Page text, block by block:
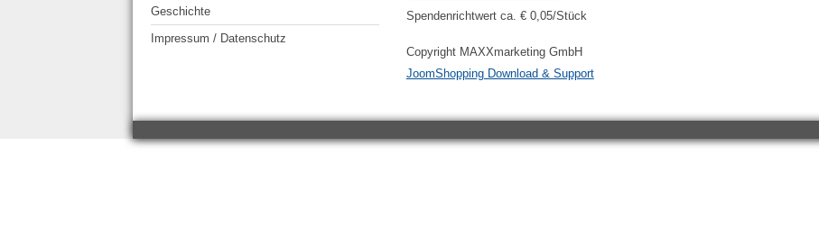
Geschichte
Impressum / Datenschutz
Spendenrichtwert ca. € 0,05/Stück
Copyright MAXXmarketing GmbH
JoomShopping Download & Support